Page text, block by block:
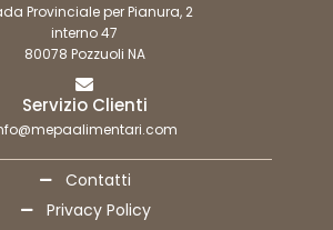
Provinciale per Pianura, 2
interno 47
80078 Pozzuoli NA
Servizio Clienti
Contatti
Privacy Policy